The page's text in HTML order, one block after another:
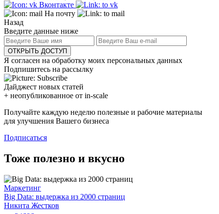
Вконтакте
На почту
Назад
Введите данные ниже
ОТКРЫТЬ ДОСТУП
Я согласен на обработку моих персональных данных
Подпишитесь на рассылку
Дайджест новых статей
+ неопубликованное от in-scale
Получайте каждую неделю полезные и рабочие материалы
для улучшения Вашего бизнеса
Подписаться
Тоже полезно и вкусно
Маркетинг
Big Data: выдержка из 2000 страниц
Никита Жестков